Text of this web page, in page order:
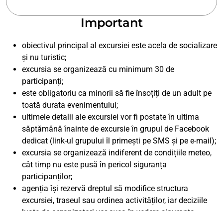
Important
obiectivul principal al excursiei este acela de socializare
și nu turistic;
excursia se organizează cu minimum 30 de
participanți;
este obligatoriu ca minorii să fie însoțiți de un adult pe
toată durata evenimentului;
ultimele detalii ale excursiei vor fi postate în ultima
săptămână înainte de excursie în grupul de Facebook
dedicat (link-ul grupului îl primești pe SMS și pe e-mail);
excursia se organizează indiferent de condițiile meteo,
cât timp nu este pusă în pericol siguranța
participanților;
agenția își rezervă dreptul să modifice structura
excursiei, traseul sau ordinea activităților, iar deciziile